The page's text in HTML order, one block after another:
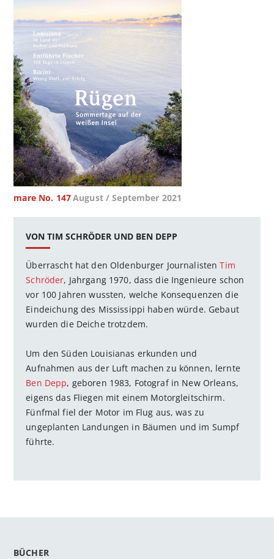
mare No. 147August / September 2021
VON TIM SCHRÖDER UND BEN DEPP
Überrascht hat den Oldenburger JournalistenTim
Schröder, Jahrgang 1970, dass die Ingenieure schon
vor 100 Jahren wussten, welche Konsequenzen die
Eindeichung des Mississippi haben würde. Gebaut
wurden die Deiche trotzdem.
Um den Süden Louisianas erkunden und
Aufnahmen aus der Luft machen zu können, lernte
Ben Depp, ­geboren 1983, Fotograf in New Orleans,
eigens das Fliegen mit einem Motorgleitschirm.
Fünfmal fiel der Motor im Flug aus, was zu
ungeplanten Landungen in Bäumen und im Sumpf
führte.
BÜCHER